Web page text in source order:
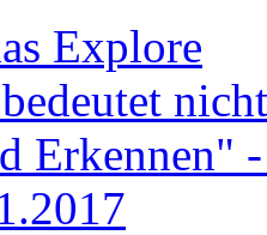
Explore
Erkennen"